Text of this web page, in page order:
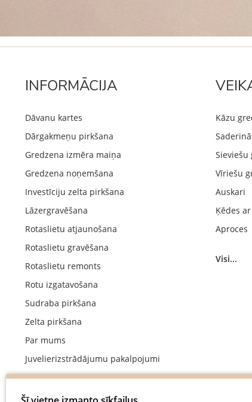
INFORMĀCIJA
Dāvanu kartes
Dārgakmeņu pirkšana
Gredzena izmēra maiņa
Gredzena noņemšana
Investīciju zelta pirkšana
Lāzergravēšana
Rotaslietu atjaunošana
Rotaslietu gravēšana
Rotaslietu remonts
Rotu izgatavošana
Sudraba pirkšana
Zelta pirkšana
Par mums
Juvelierizstrādājumu pakalpojumi
Kāzu gredzenu ražošana
Saderināšanās gredzenu izgatavošana
Kāzu
Sieviešu
Vīriešu
Auskari
Ķēdes
Aproces
Visi...